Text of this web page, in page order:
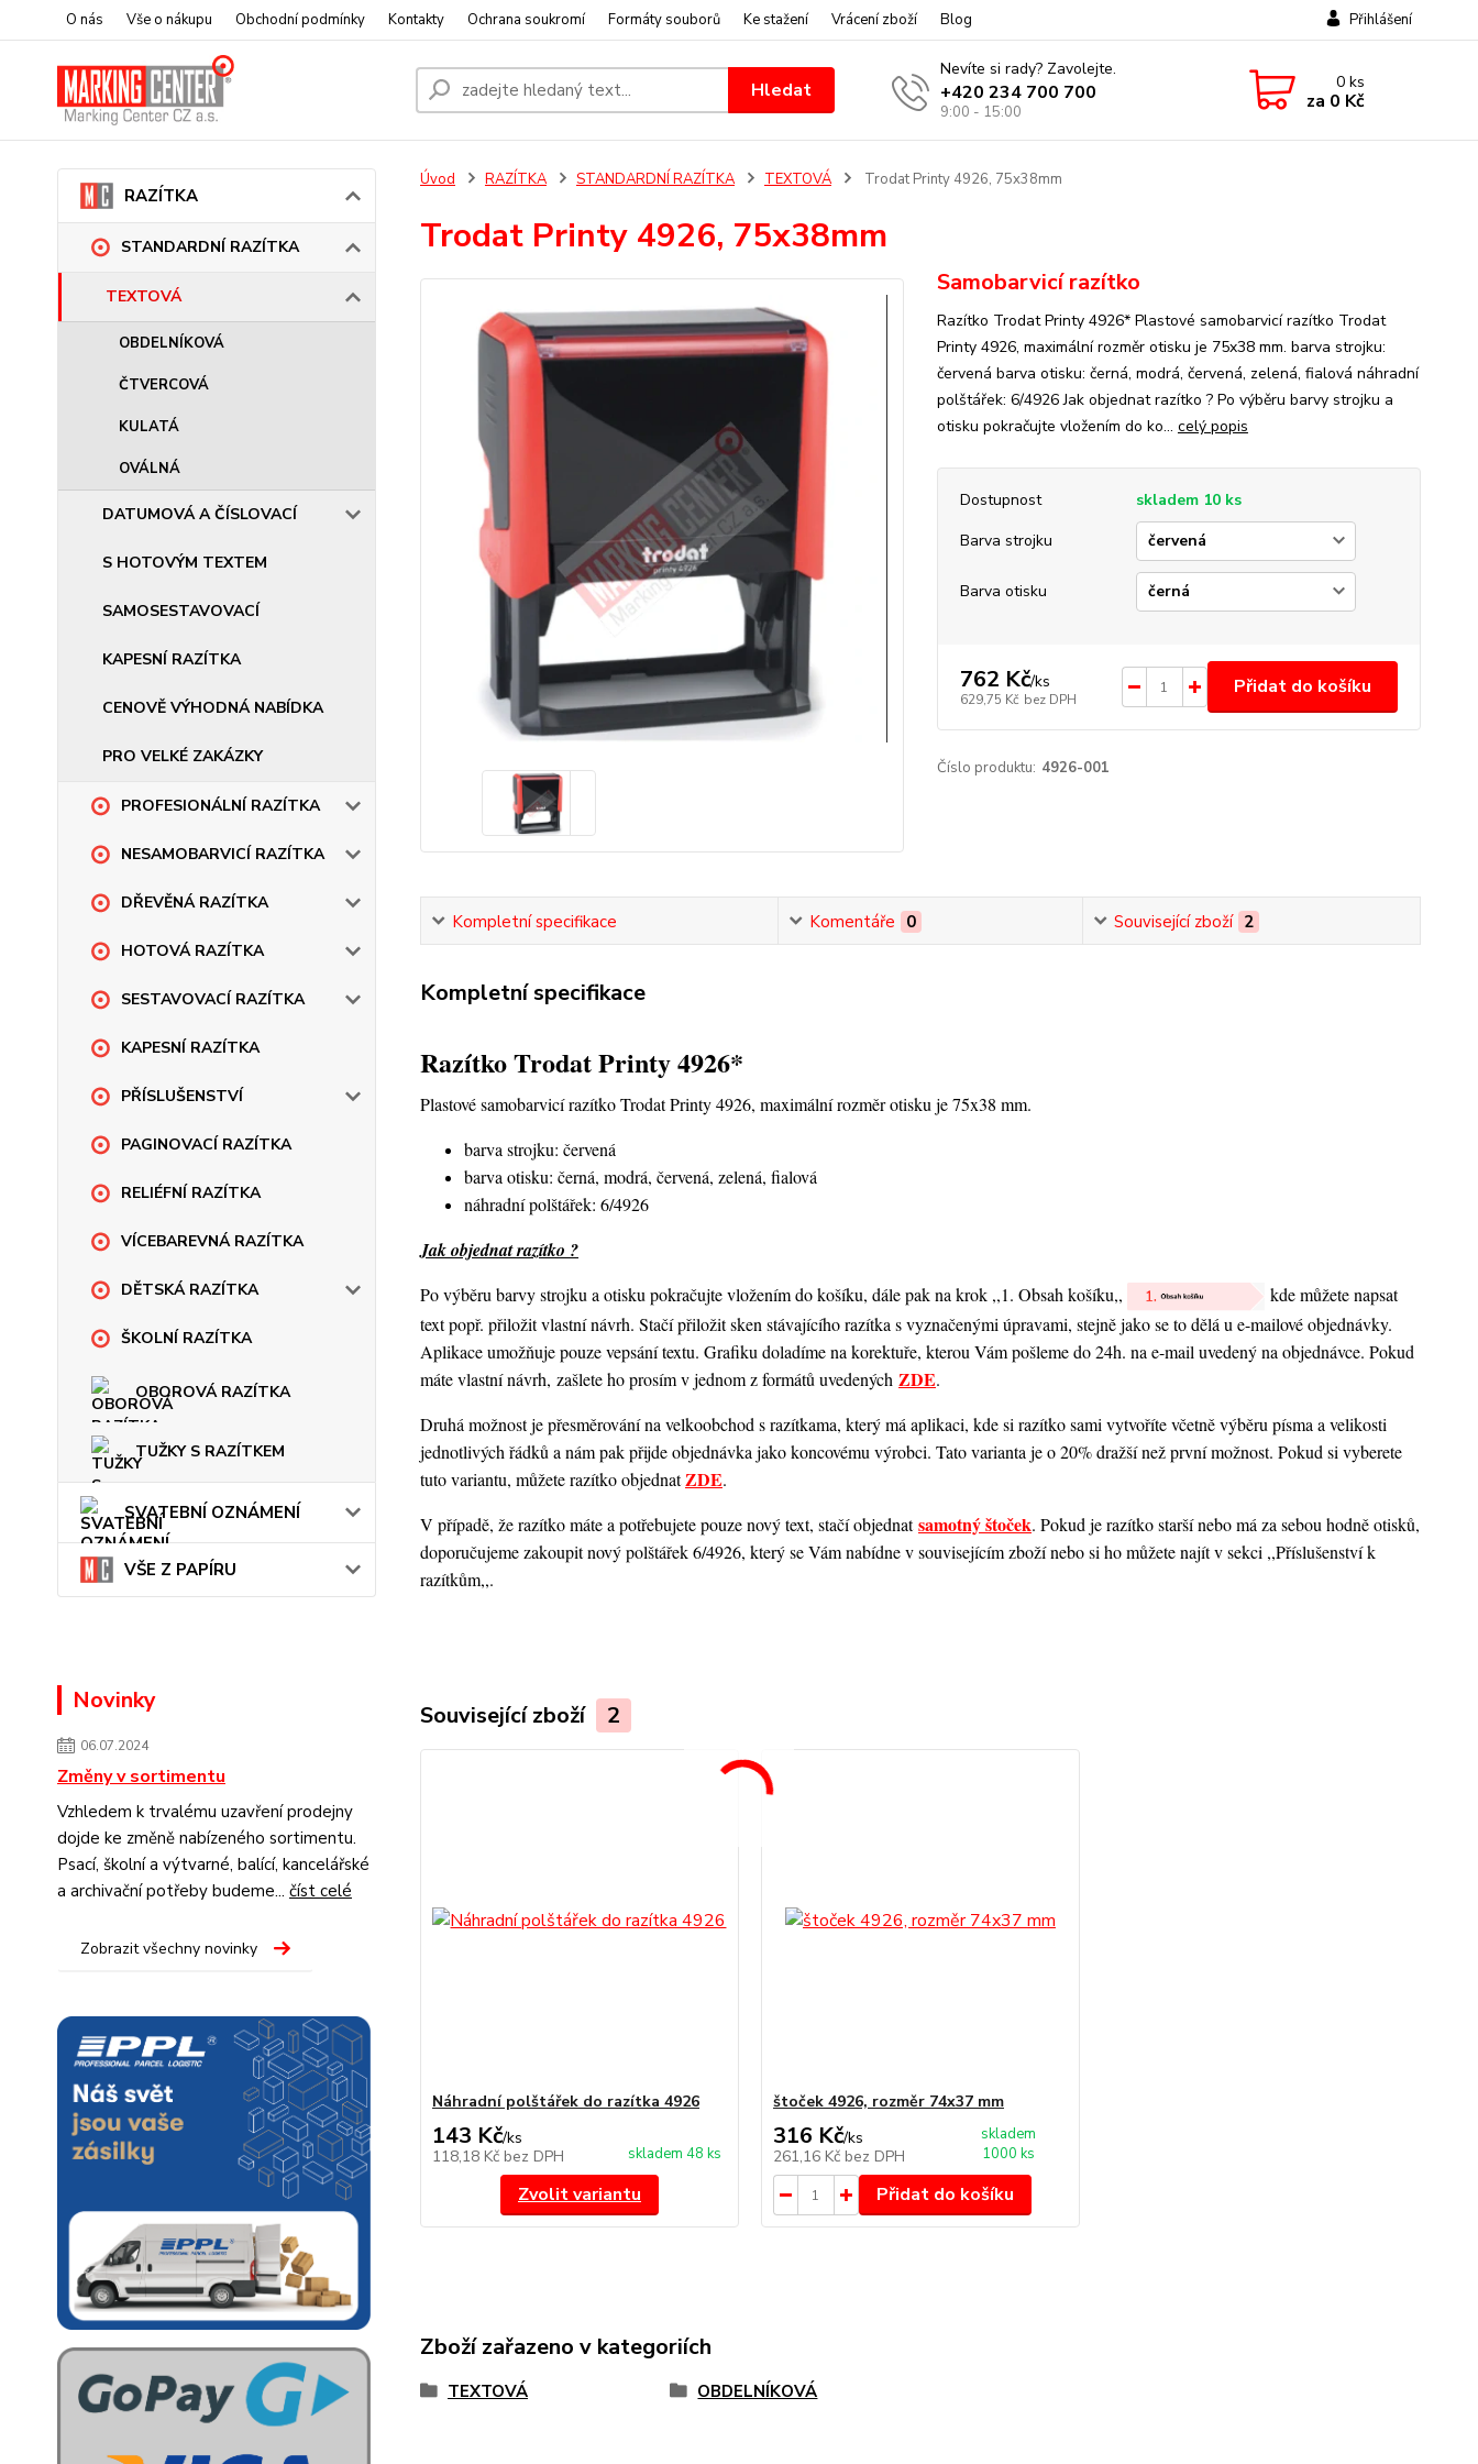
O nás Vše o nákupu Obchodní podmínky Kontakty Ochrana soukromí Formáty souborů Ke stažení Vrácení zboží Blog Přihlášení
Hledat
Nevíte si rady? Zavolejte.
+420 234 700 700
9:00 - 15:00
0ks
za 0 Kč
RAZÍTKA
STANDARDNÍ RAZÍTKA
TEXTOVÁ
OBDELNÍKOVÁ
ČTVERCOVÁ
KULATÁ
OVÁLNÁ
DATUMOVÁ A ČÍSLOVACÍ
S HOTOVÝM TEXTEM
SAMOSESTAVOVACÍ
KAPESNÍ RAZÍTKA
CENOVĚ VÝHODNÁ NABÍDKA
PRO VELKÉ ZAKÁZKY
PROFESIONÁLNÍ RAZÍTKA
NESAMOBARVICÍ RAZÍTKA
DŘEVĚNÁ RAZÍTKA
HOTOVÁ RAZÍTKA
SESTAVOVACÍ RAZÍTKA
KAPESNÍ RAZÍTKA
PŘÍSLUŠENSTVÍ
PAGINOVACÍ RAZÍTKA
RELIÉFNÍ RAZÍTKA
VÍCEBAREVNÁ RAZÍTKA
DĚTSKÁ RAZÍTKA
ŠKOLNÍ RAZÍTKA
OBOROVÁ RAZÍTKA
TUŽKY S RAZÍTKEM
SVATEBNÍ OZNÁMENÍ
VŠE Z PAPÍRU
Novinky
06.07.2024
Změny v sortimentu
Vzhledem k trvalému uzavření prodejny
dojde ke změně nabízeného sortimentu.
Psací, školní a výtvarné, balící, kancelářské
a archivační potřeby budeme... číst celé
Zobrazit všechny novinky
Úvod RAZÍTKA STANDARDNÍ RAZÍTKA TEXTOVÁ Trodat Printy 4926, 75x38mm
Trodat Printy 4926, 75x38mm
Samobarvicí razítko
Razítko Trodat Printy 4926* Plastové samobarvicí razítko Trodat
Printy 4926, maximální rozměr otisku je 75x38 mm. barva strojku:
červená barva otisku: černá, modrá, červená, zelená, fialová náhradní
polštářek: 6/4926 Jak objednat razítko ? Po výběru barvy strojku a
otisku pokračujte vložením do ko... celý popis
Dostupnost
skladem 10 ks
Barva strojku
Barva otisku
762 Kč/ks
629,75 Kč bez DPH
Přidat do košíku
Číslo produktu: 4926-001
Kompletní specifikace Komentáře 0 Související zboží 2
Kompletní specifikace
Razítko Trodat Printy 4926*
Plastové samobarvicí razítko Trodat Printy 4926, maximální rozměr otisku je 75x38 mm.
barva strojku: červená
barva otisku: černá, modrá, červená, zelená, fialová
náhradní polštářek: 6/4926
Jak objednat razítko ?
Po výběru barvy strojku a otisku pokračujte vložením do košíku, dále pak na krok ,,1. Obsah košíku,,
kde můžete napsat
text popř. přiložit vlastní návrh. Stačí přiložit sken stávajícího razítka s vyznačenými úpravami, stejně jako se to dělá u e-mailové objednávky.
Aplikace umožňuje pouze vepsání textu. Grafiku doladíme na korektuře, kterou Vám pošleme do 24h. na e-mail uvedený na objednávce. Pokud
máte vlastní návrh, zašlete ho prosím v jednom z formátů uvedených ZDE.
Druhá možnost je přesměrování na velkoobchod s razítkama, který má aplikaci, kde si razítko sami vytvoříte včetně výběru písma a velikosti
jednotlivých řádků a nám pak přijde objednávka jako koncovému výrobci. Tato varianta je o 20% dražší než první možnost. Pokud si vyberete
tuto variantu, můžete razítko objednatZDE.
V případě, že razítko máte a potřebujete pouze nový text, stačí objednatsamotný štoček. Pokud je razítko starší nebo má za sebou hodně otisků,
doporučujeme zakoupit nový polštářek 6/4926, který se Vám nabídne v souvisejícím zboží nebo si ho můžete najít v sekci ,,Příslušenství k
razítkům,,.
Související zboží 2
Náhradní polštářek do razítka 4926
143 Kč/ks
118,18 Kč bez DPH skladem 48 ks
Zvolit variantu
štoček 4926, rozměr 74x37 mm
316 Kč/ks
261,16 Kč bez DPH
skladem
1000 ks
Přidat do košíku
Zboží zařazeno v kategoriích
TEXTOVÁ OBDELNÍKOVÁ